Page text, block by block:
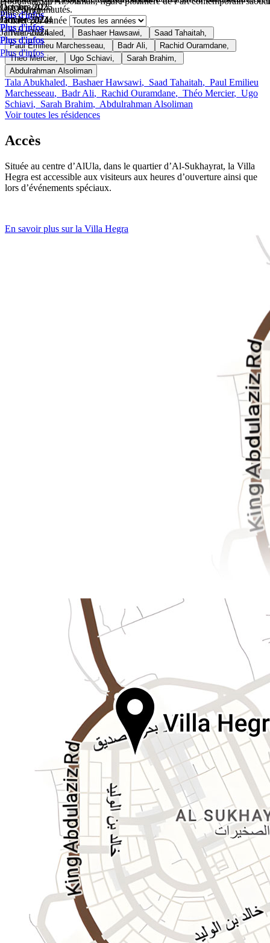
les communautés.
Filtrer par année
Tala Abukhaled Bashaer Hawsawi Saad Tahaitah
Paul Emilieu Marchesseau
Badr Ali Rachid Ouramdane
Théo Mercier, Ugo Schiavi Sarah Brahim
Abdulrahman Alsoliman
Tala Abukhaled, Bashaer Hawsawi, Saad Tahaitah, Paul Emilieu
Marchesseau, Badr Ali, Rachid Ouramdane, Théo Mercier, Ugo
Schiavi, Sarah Brahim, Abdulrahman Alsoliman
Plus d'infos
Plus d'infos
Plus d'infos
Octobre 2025
Plus d'infos
Octobre 2025
Plus d'infos
Janvier 2025
Plus d'infos
Octobre 2024
Plus d'infos
Janvier 2024
Plus d'infos
Janvier 2024
Plus d'infos
murs 2024.
Janvier 2024
Plus d'infos
Voir toutes les résidences
Accès
Située au centre d’AlUla, dans le quartier d’Al-Sukhayrat, la Villa
Hegra est accessible aux visiteurs aux heures d’ouverture ainsi que
lors d’événements spéciaux.
En savoir plus sur la Villa Hegra